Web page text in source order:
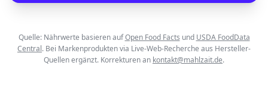
Quelle: Nährwerte basieren auf Open Food Facts und USDA FoodData
Central. Bei Markenprodukten via Live-Web-Recherche aus Hersteller-
Quellen ergänzt. Korrekturen an kontakt@mahlzait.de.